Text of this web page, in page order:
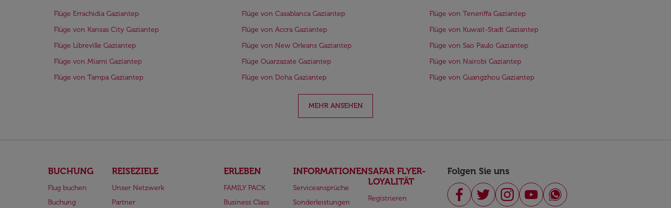
Flüge Errachidia Gaziantep Flüge von Casablanca Gaziantep
Flüge von Teneriffa Gaziantep
Flüge von Kansas City Gaziantep
Flüge von Accra Gaziantep
Flüge von Kuwait-Stadt Gaziantep
Flüge Libreville Gaziantep
Flüge von New Orleans Gaziantep
Flüge von Sao Paulo Gaziantep
Flüge von Miami Gaziantep
Flüge Ouarzazate Gaziantep
Flüge von Nairobi Gaziantep
Flüge von Tampa Gaziantep
Flüge von Doha Gaziantep Flüge von Guangzhou Gaziantep
MEHR ANSEHEN
BUCHUNG
Flug buchen
Buchung
REISEZIELE
Unser Netzwerk
Partner
ERLEBEN
FAMILY PACK
Business Class
INFORMATIONEN
Serviceansprüche
Sonderleistungen
SAFAR FLYER-
LOYALITÄT
Registrieren
Folgen Sie uns